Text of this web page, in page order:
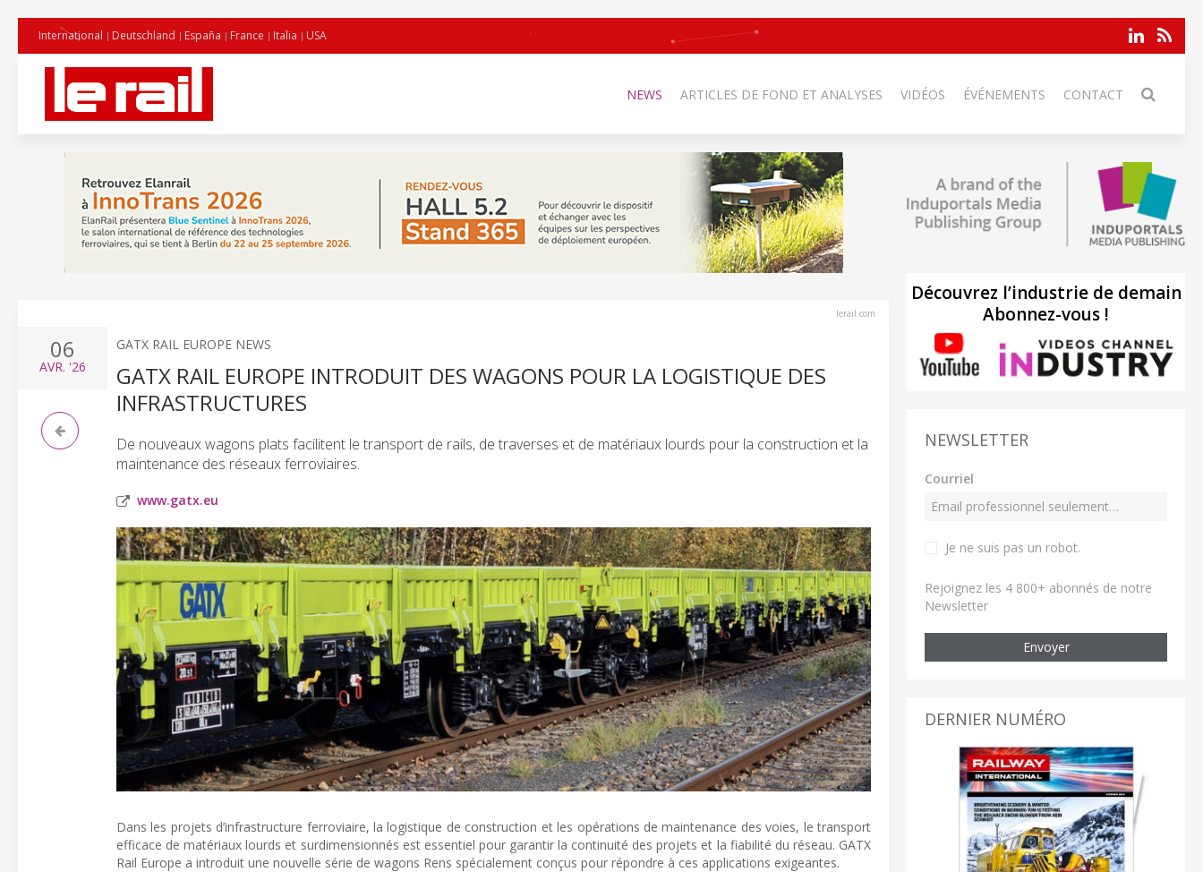
International Deutschland España France Italia USA
NEWS ARTICLES DE FOND ET ANALYSES VIDÉOS ÉVÉNEMENTS CONTACT
lerail.com
06
AVR. '26
GATX RAIL EUROPE NEWS
GATX RAIL EUROPE INTRODUIT DES WAGONS POUR LA LOGISTIQUE DES
INFRASTRUCTURES
De nouveaux wagons plats facilitent le transport de rails, de traverses et de matériaux lourds pour la construction et la
maintenance des réseaux ferroviaires.
www.gatx.eu
Dans les projets d’infrastructure ferroviaire, la logistique de construction et les opérations de maintenance des voies, le transport
efficace de matériaux lourds et surdimensionnés est essentiel pour garantir la continuité des projets et la fiabilité du réseau. GATX
Rail Europe a introduit une nouvelle série de wagons Rens spécialement conçus pour répondre à ces applications exigeantes.
Découvrez l’industrie de demain
Abonnez-vous !
NEWSLETTER
Courriel
Je ne suis pas un robot.
Rejoignez les 4 800+ abonnés de notre
Newsletter
Envoyer
DERNIER NUMÉRO